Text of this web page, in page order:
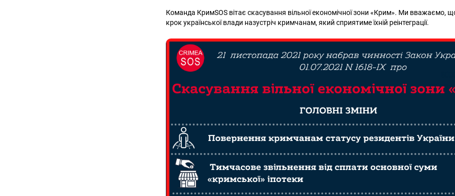
Пошук за запитом:
Команда КримSOS вітає скасування вільної економічної зони «Крим». Ми вважаємо,
крок української влади назустріч кримчанам, який сприятиме їхній реінтеграції.